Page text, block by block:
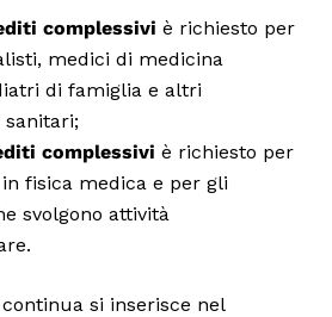
complessivi è richiesto per
medici di medicina
di famiglia e altri
sanitari;
complessivi è richiesto per
fisica medica e per gli
svolgono attività
si inserisce nel